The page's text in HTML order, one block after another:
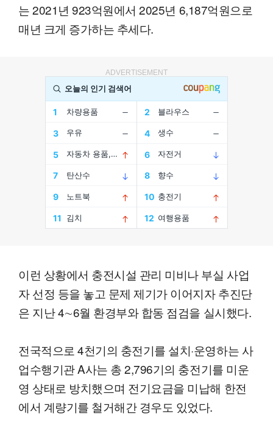
는 2021년 923억원에서 2025년 6,187억원으로
매년 크게 증가하는 추세다.
ADVERTISEMENT
이런 상황에서 충전시설 관리 미비나 부실 사업
자 선정 등을 놓고 문제 제기가 이어지자 추진단
은 지난 4∼6월 환경부와 합동 점검을 실시했다.
전국적으로 4천기의 충전기를 설치·운영하는 사
업수행기관 A사는 총 2,796기의 충전기를 미운
영 상태로 방치했으며 전기요금을 미납해 한전
에서 계량기를 철거해간 경우도 있었다.